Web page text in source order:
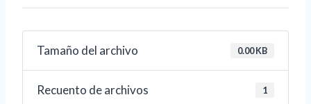
Tamaño del archivo 0.00 KB
Recuento de archivos 1